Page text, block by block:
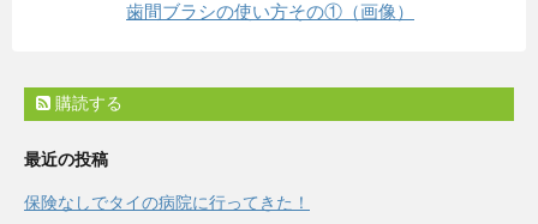
歯間ブラシの使い方その①（画像）
購読する
最近の投稿
保険なしでタイの病院に行ってきた！